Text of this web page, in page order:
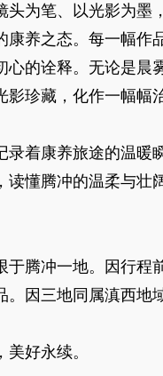
为笔、以光影为墨
养之态。每一幅作
的诠释。无论是
珍藏，化作一幅幅
着康养旅途的温
懂腾冲的温柔与壮
于腾冲一地。因行
因三地同属滇西地
好永续。